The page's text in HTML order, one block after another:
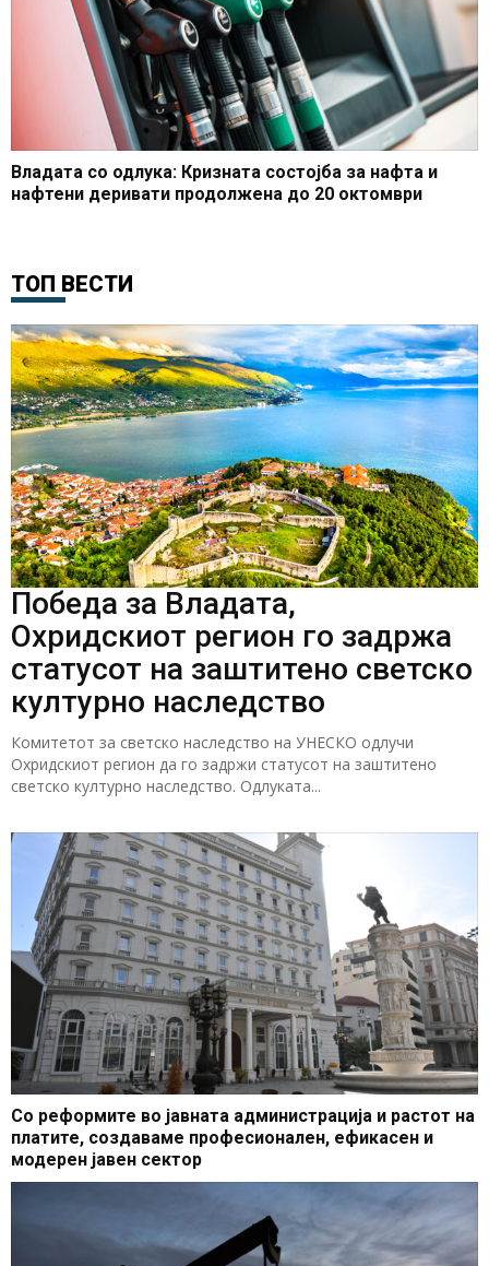
Владата со одлука: Кризната состојба за нафта и
нафтени деривати продолжена до 20 октомври
ТОП ВЕСТИ
Победа за Владата,
Охридскиот регион го задржа
статусот на заштитено светско
културно наследство
Комитетот за светско наследство на УНЕСКО одлучи
Охридскиот регион да го задржи статусот на заштитено
светско културно наследство. Одлуката...
Со реформите во јавната администрација и растот на
платите, создаваме професионален, ефикасен и
модерен јавен сектор